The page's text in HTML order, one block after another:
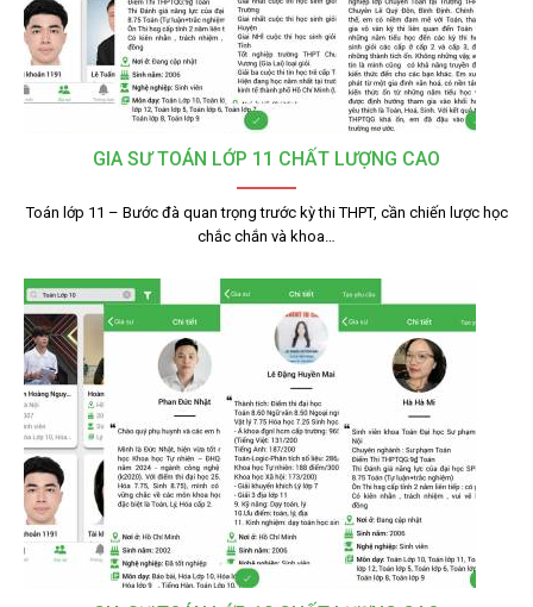
GIA SƯ TOÁN LỚP 11 CHẤT LƯỢNG CAO
Toán lớp 11 – Bước đà quan trọng trước kỳ thi THPT, cần chiến lược học
chắc chắn và khoa…